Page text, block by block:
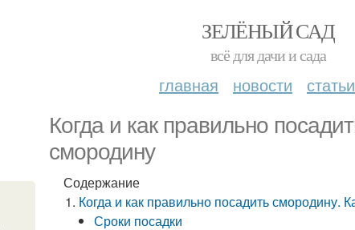
ЗЕЛЁНЫЙ САД
всё для дачи и сада
главная новости статьи
Когда и как правильно
смородину
Содержание
Когда и как правильно посадить смородину.
Сроки посадки